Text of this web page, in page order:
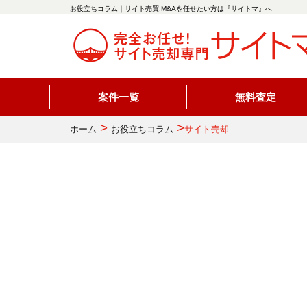
お役立ちコラム｜サイト売買,M&Aを任せたい方は『サイトマ』へ
案件一覧 無料査定
ホーム > お役立ちコラム >サイト売却